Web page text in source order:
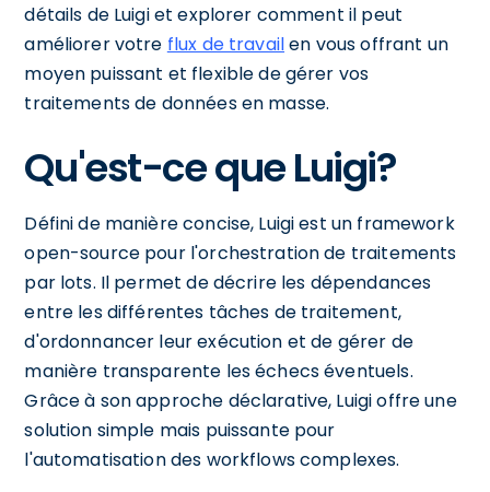
détails de Luigi et explorer comment il peut
améliorer votre flux de travailen vous offrant un
moyen puissant et flexible de gérer vos
traitements de données en masse.
Qu'est-ce que Luigi?
Défini de manière concise, Luigi est un framework
open-source pour l'orchestration de traitements
par lots. Il permet de décrire les dépendances
entre les différentes tâches de traitement,
d'ordonnancer leur exécution et de gérer de
manière transparente les échecs éventuels.
Grâce à son approche déclarative, Luigi offre une
solution simple mais puissante pour
l'automatisation des workflows complexes.